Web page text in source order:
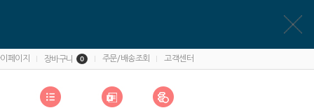
페이지 장바구니 0 주문/배송조회 고객센터